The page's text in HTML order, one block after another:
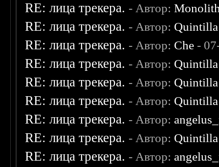
RE: лица трекера. - Автор:
RE: лица трекера. - Автор: Quintilla
RE: лица трекера. - Автор: Che -
RE: лица трекера. - Автор: Quintilla
RE: лица трекера. - Автор: Quintilla
RE: лица трекера. - Автор: Quintilla
RE: лица трекера. - Автор:
RE: лица трекера. - Автор: Quintilla
RE: лица трекера. - Автор: